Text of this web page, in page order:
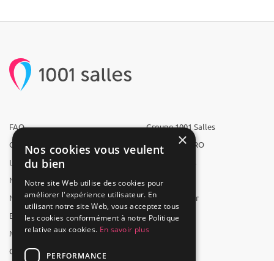
FAQ
Qui sommes-nous ?
L'équipe
Nous recrutons
Nos partenaires
Espace presse
Mentions légales
CGV
Groupe 1001 Salles
1001 Salles PRO
1001 Traiteurs
1001 Artistes
Reserverunbar
MP2
×
Nos cookies vous veulent
du bien
Notre site Web utilise des cookies pour
améliorer l'expérience utilisateur. En
utilisant notre site Web, vous acceptez tous
les cookies conformément à notre Politique
relative aux cookies. En savoir plus
PERFORMANCE